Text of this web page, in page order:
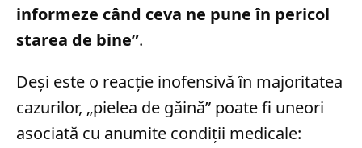
informeze când ceva ne pune în pericol
starea de bine”.
Deși este o reacție inofensivă în majoritatea
cazurilor, „pielea de găină” poate fi uneori
asociată cu anumite condiții medicale: